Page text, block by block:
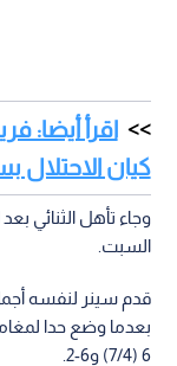
اقرأ أيضا:
كيان
وجاء تأهل الثنائي
السبت.
قدم سينر لنفسه
6 (7/4) و6-2.